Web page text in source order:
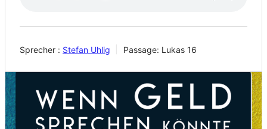
Sprecher : Stefan Uhlig Passage: Lukas 16